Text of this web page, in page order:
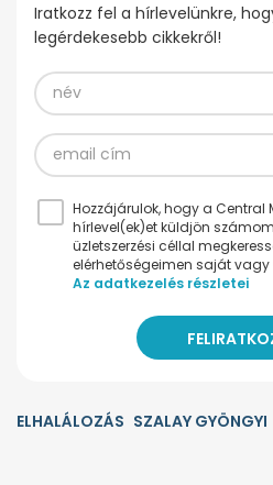
Iratkozz fel a hírlevelünkre,
legérdekesebb cikkekről!
Hozzájárulok, hogy a Central
hírlevel(ek)et küldjön
üzletszerzési céllal
elérhetőségeimen saját
Az adatkezelés részletei
ELHALÁLOZÁS SZALAY GYÖNGYI